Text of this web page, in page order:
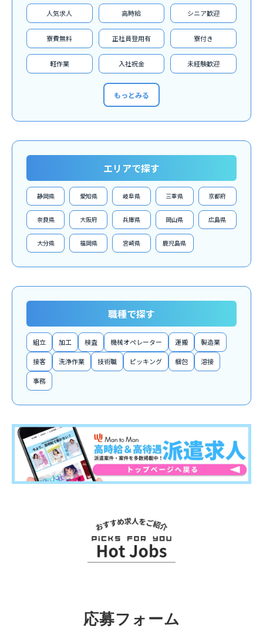
人気求人 高時給 シニア歓迎
寮費無料 正社員登用有 寮付き
軽作業 入社祝金 未経験歓迎
もっとみる
エリアで探す
静岡県 愛知県 岐阜県 三重県 京都府
奈良県 大阪府 兵庫県 岡山県 広島県
大分県 福岡県 宮崎県 鹿児島県
職種で探す
組立 加工 検査 機械オペレーター 運搬 製造業
接客 洗浄作業 技術職 ピッキング 梱包 溶接
事務
応募フォーム